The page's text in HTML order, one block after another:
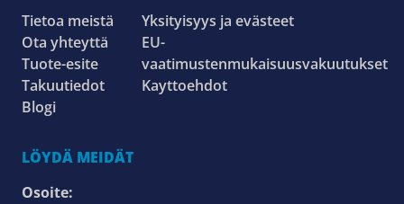
Tietoa meistä
Ota yhteyttä
Tuote-esite
Takuutiedot
Blogi
Yksityisyys ja evästeet
EU-
vaatimustenmukaisuusvakuutukset
Kayttoehdot
LÖYDÄ MEIDÄT
Osoite: